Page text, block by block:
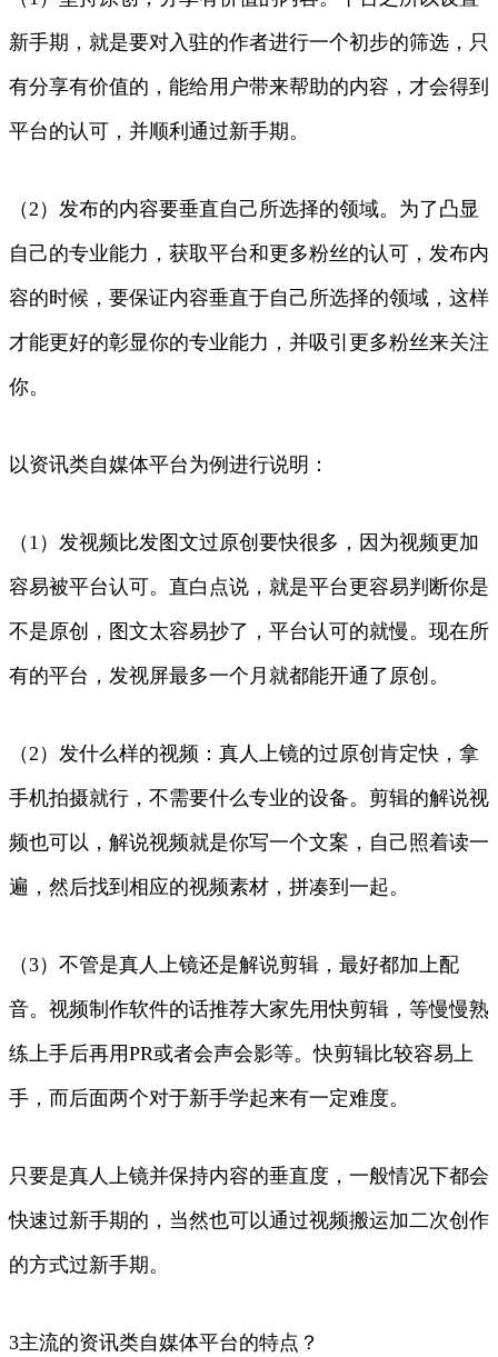
新手期，就是要对入驻的作者进行一个初步的筛选，只
有分享有价值的，能给用户带来帮助的内容，才会得到
平台的认可，并顺利通过新手期。
（2）发布的内容要垂直自己所选择的领域。为了凸显
自己的专业能力，获取平台和更多粉丝的认可，发布内
容的时候，要保证内容垂直于自己所选择的领域，这样
才能更好的彰显你的专业能力，并吸引更多粉丝来关注
你。
以资讯类自媒体平台为例进行说明：
（1）发视频比发图文过原创要快很多，因为视频更加
容易被平台认可。直白点说，就是平台更容易判断你是
不是原创，图文太容易抄了，平台认可的就慢。现在所
有的平台，发视屏最多一个月就都能开通了原创。
（2）发什么样的视频：真人上镜的过原创肯定快，拿
手机拍摄就行，不需要什么专业的设备。剪辑的解说视
频也可以，解说视频就是你写一个文案，自己照着读一
遍，然后找到相应的视频素材，拼凑到一起。
（3）不管是真人上镜还是解说剪辑，最好都加上配
音。视频制作软件的话推荐大家先用快剪辑，等慢慢熟
练上手后再用PR或者会声会影等。快剪辑比较容易上
手，而后面两个对于新手学起来有一定难度。
只要是真人上镜并保持内容的垂直度，一般情况下都会
快速过新手期的，当然也可以通过视频搬运加二次创作
的方式过新手期。
3主流的资讯类自媒体平台的特点？